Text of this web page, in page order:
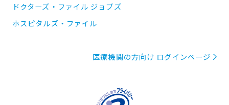
ドクターズ・ファイル ジョブズ
ホスピタルズ・ファイル
医療機関の方向け ログインページ